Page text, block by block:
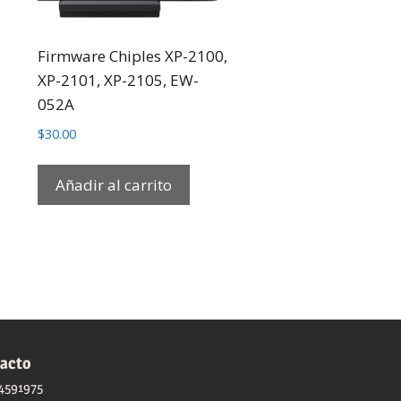
Firmware Chiples XP-2100,
XP-2101, XP-2105, EW-
052A
$30.00
Añadir al carrito